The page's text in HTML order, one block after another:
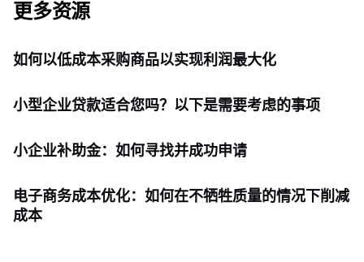
更多资源
如何以低成本采购商品以实现利润最大化
小型企业贷款适合您吗？以下是需要考虑的事项
小企业补助金：如何寻找并成功申请
电子商务成本优化：如何在不牺牲质量的情况下削减
成本